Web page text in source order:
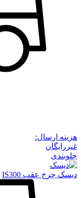
هزینه ارسال:
غیررایگان
جلوبندی
دیسک چرخ عقب IS300